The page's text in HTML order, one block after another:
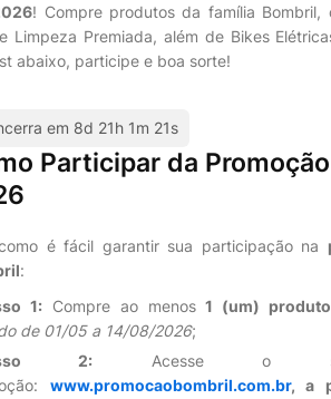
! Compre produtos da família Bombril,
Premiada, além de Bikes
abaixo, participe e boa sorte!
em 8d 21h 1m 20s
Participar da
é fácil garantir sua participação na
:
1: Compre ao menos1 (um)
de 01/05 a 14/08/2026;
2: Acesse o
www.promocaobombril.com.br, a